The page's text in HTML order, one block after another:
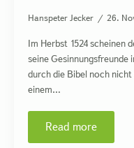
Hanspeter Jecker 26.
Im Herbst 1524 scheinen
seine Gesinnungsfreunde
durch die Bibel noch
einem…
Read more